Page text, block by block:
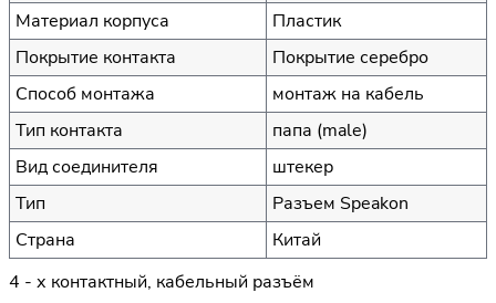
Материал корпуса
Пластик
Покрытие контакта
Покрытие серебро
Способ монтажа
монтаж на кабель
Тип контакта
папа (male)
Вид соединителя
штекер
Тип
Разъем Speakon
Страна
Китай
4 - х контактный, кабельный разъём